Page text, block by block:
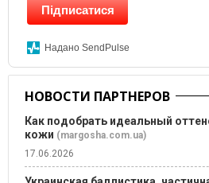
Підписатися
Надано SendPulse
НОВОСТИ ПАРТНЕРОВ
Как подобрать идеальный
кожи (margosha.com.ua)
17.06.2026